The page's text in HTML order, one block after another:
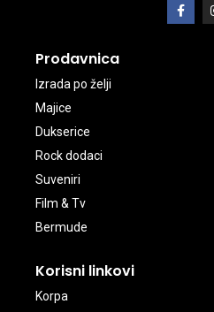
Prodavnica
Izrada po želji
Majice
Dukserice
Rock dodaci
Suveniri
Film & Tv
Bermude
Korisni linkovi
Korpa